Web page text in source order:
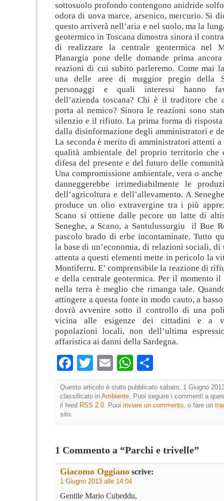
sottosuolo profondo contengono anidride
odora di uova marce, arsenico, mercurio. Si
questo arriverà nell’aria e nel suolo, ma la
geotermico in Toscana dimostra sinora il
di realizzare la centrale geotermica nel
Planargia pone delle domande prima
reazioni di cui subito parleremo. Come mai
una delle aree di maggior pregio della
personaggi e quali interessi hanno
dell’azienda toscana? Chi è il traditore che
porta al nemico? Sinora le reazioni sono
silenzio e il rifiuto. La prima forma di risposta
dalla disinformazione degli amministratori e
La seconda è merito di amministratori attenti a
qualità ambientale del proprio territorio che
difesa del presente e del futuro delle
Una compromissione ambientale, vera o
danneggerebbe irrimediabilmente le
dell’agricoltura e dell’allevamento. A
produce un olio extravergine tra i più
Scano si ottiene dalle pecore un latte di
Seneghe, a Scano, a Santulussurgiu il Bue
pascolo brado di erbe incontaminate. Tutto
la base di un’economia, di relazioni sociali, di
attenta a questi elementi mette in pericolo la
Montiferru. E’ comprensibile la reazione di
e della centrale geotermica. Per il momento il
nella terra è meglio che rimanga tale.
attingere a questa fonte in modo cauto, a
dovrà avvenire sotto il controllo di una
vicina alle esigenze dei cittadini e a
popolazioni locali, non dell’ultima
affaristica ai danni della Sardegna.
Facebook
TwitterEmailWhatsApp
Questo articolo è stato pubblicato sabato, 1 Giugno
classificato in Ambiente . Puoi seguire i commenti a
il feed RSS 2.0 . Puoi inviare un commento , o fare un
sito.
1 Commento a “Parchi e trivelle”
Giacomo Oggiano scrive:
1 Giugno 2013 alle 14:04
Gentile Mario Cubeddu,